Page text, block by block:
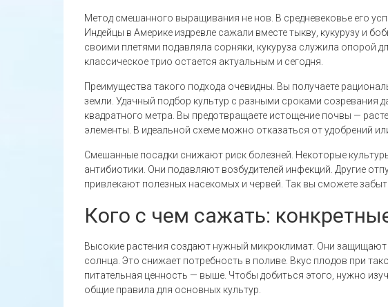
Метод смешанного выращивания не нов. В средневековье его
Индейцы в Америке издревле сажали вместе тыкву, кукурузу и
своими плетями подавляла сорняки, кукуруза служила опорой
классическое трио остается актуальным и сегодня.
Преимущества такого подхода очевидны. Вы получаете
земли. Удачный подбор культур с разными сроками созревания
квадратного метра. Вы предотвращаете истощение почвы —
элементы. В идеальной схеме можно отказаться от удобрений
Смешанные посадки снижают риск болезней. Некоторые
антибиотики. Они подавляют возбудителей инфекций. Другие
привлекают полезных насекомых и червей. Так вы сможете
Кого с чем сажать:
Высокие растения создают нужный микроклимат. Они защищают
солнца. Это снижает потребность в поливе. Вкус плодов при
питательная ценность — выше. Чтобы добиться этого, нужно
общие правила для основных культур.